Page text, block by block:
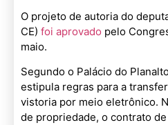
O projeto de autoria do
CE) foi aprovado pelo
maio.
Segundo o Palácio do
estipula regras para a
vistoria por meio eletrônico.
de propriedade, o contrato